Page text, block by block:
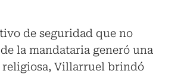
de seguridad que no
la mandataria generó una
Villarruel brindó